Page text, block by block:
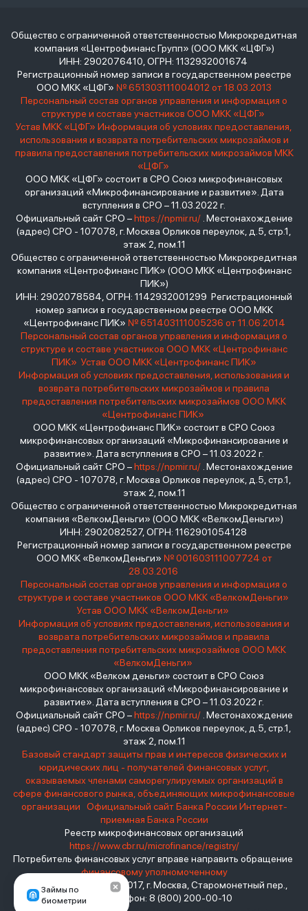
Займы по
биометрии
Общество с ограниченной ответственностью Микрокредитная
компания «Центрофинанс Групп» (ООО МКК «ЦФГ»)
ИНН: 2902076410, ОГРН: 1132932001674
Регистрационный номер записи в государственном реестре
ООО МКК «ЦФГ» № 651303111004012 от 18.03.2013
Персональный состав органов управления и информация о
структуре и составе участников ООО МКК «ЦФГ»
Устав МКК «ЦФГ» Информация об условиях предоставления,
использования и возврата потребительских микрозаймов и
правила предоставления потребительских микрозаймов МКК
«ЦФГ»
ООО МКК «ЦФГ» состоит в СРО Союз микрофинансовых
организаций «Микрофинансирование и развитие». Дата
вступления в СРО – 11.03.2022 г.
Официальный сайт СРО –https://npmir.ru/. Местонахождение
(адрес) СРО - 107078, г. Москва Орликов переулок, д.5, стр.1,
этаж 2, пом.11
Общество с ограниченной ответственностью Микрокредитная
компания «Центрофинанс ПИК» (ООО МКК «Центрофинанс
ПИК»)
ИНН: 2902078584, ОГРН: 1142932001299 Регистрационный
номер записи в государственном реестре ООО МКК
«Центрофинанс ПИК» № 651403111005236 от 11.06.2014
Персональный состав органов управления и информация о
структуре и составе участников ООО МКК «Центрофинанс
ПИК» Устав ООО МКК «Центрофинанс ПИК»
Информация об условиях предоставления, использования и
возврата потребительских микрозаймов и правила
предоставления потребительских микрозаймов ООО МКК
«Центрофинанс ПИК»
ООО МКК «Центрофинанс ПИК» состоит в СРО Союз
микрофинансовых организаций «Микрофинансирование и
развитие». Дата вступления в СРО – 11.03.2022 г.
Официальный сайт СРО –https://npmir.ru/. Местонахождение
(адрес) СРО - 107078, г. Москва Орликов переулок, д.5, стр.1,
этаж 2, пом.11
Общество с ограниченной ответственностью Микрокредитная
компания «ВелкомДеньги» (ООО МКК «ВелкомДеньги»)
ИНН: 2902082527, ОГРН: 1162901054128
Регистрационный номер записи в государственном реестре
ООО МКК «ВелкомДеньги» № 001603111007724 от
28.03.2016
Персональный состав органов управления и информация о
структуре и составе участников ООО МКК «ВелкомДеньги»
Устав ООО МКК «ВелкомДеньги»
Информация об условиях предоставления, использования и
возврата потребительских микрозаймов и правила
предоставления потребительских микрозаймов ООО МКК
«ВелкомДеньги»
ООО МКК «Велком деньги» состоит в СРО Союз
микрофинансовых организаций «Микрофинансирование и
развитие». Дата вступления в СРО – 11.03.2022 г.
Официальный сайт СРО –https://npmir.ru/. Местонахождение
(адрес) СРО - 107078, г. Москва Орликов переулок, д.5, стр.1,
этаж 2, пом.11
Базовый стандарт защиты прав и интересов физических и
юридических лиц - получателей финансовых услуг,
оказываемых членами саморегулируемых организаций в
сфере финансового рынка, объединяющих микрофинансовые
организации
Официальный сайт Банка России Интернет-
приемная Банка России
Реестр микрофинансовых организаций
https://www.cbr.ru/microfinance/registry/
Потребитель финансовых услуг вправе направить обращение
финансовому уполномоченному
Место нахождения: 119017, г. Москва, Старомонетный пер.,
дом 3 Телефон: 8 (800) 200-00-10